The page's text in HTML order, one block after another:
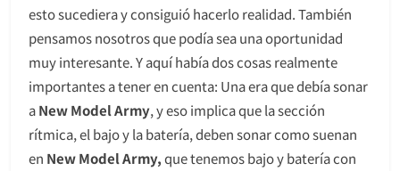
esto sucediera y consiguió hacerlo realidad. También
pensamos nosotros que podía sea una oportunidad
muy interesante. Y aquí había dos cosas realmente
importantes a tener en cuenta: Una era que debía sonar
aNew Model Army, y eso implica que la sección
rítmica, el bajo y la batería, deben sonar como suenan
en New Model Army,que tenemos bajo y batería con